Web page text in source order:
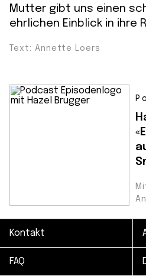
Mutter gibt uns einen
ehrlichen Einblick in ihre
Text: Annette Loers
Kontakt
FAQ